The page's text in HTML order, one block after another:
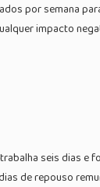
por semana
impacto
seis dias e
de repouso